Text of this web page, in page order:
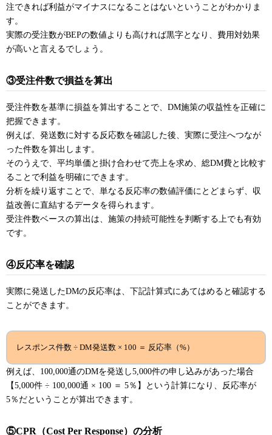
注できれば利益がマイナスになることはないということがわかりま
す。
実際の受注数がBEPの数値よりも高ければ黒字となり、費用対効果
が高いと言えるでしょう。
③受注件数で損益を算出
受注件数を基準に損益を算出することで、DM施策の収益性を正確に
把握できます。
例えば、発送数に対する反応数を確認した後、実際に受注へつなが
った件数を算出します。
そのうえで、平均単価と掛け合わせて売上を求め、総DM費と比較す
ることで利益を明確にできます。
分析を繰り返すことで、単なる反応率の数値評価にとどまらず、収
益改善に直結するデータを得られます。
受注件数ベースの算出は、施策の持続可能性を判断する上でも有効
です。
④反応率を確認
実際に発送したDMの反応率は、下記計算式にあてはめると確認する
ことができます。
レスポンス件数 ÷ DM発送数 × 100 ＝ 反応率（%）
例えば、100,000通のDMを発送し5,000件の申し込みがあった場合
【5,000件 ÷ 100,000通 × 100 ＝ 5％】という計算になり、反応率が
5％だということが算出できます。
⑤CPR（Cost Per Response）の分析